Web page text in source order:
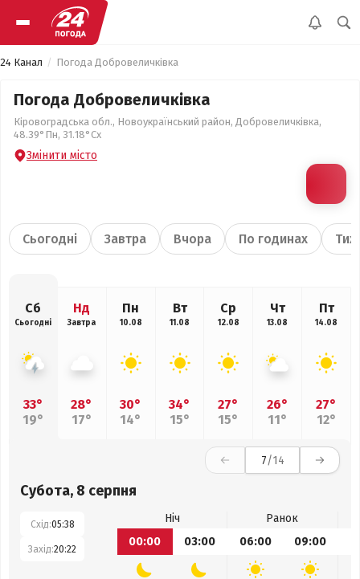
24 Канал Погода Добровеличківка
Погода Добровеличківка
Кіровоградська обл., Новоукраїнський район, Добровеличківка,
48.39°Пн, 31.18°Сх
Змінити місто
Сьогодні Завтра Вчора По годинах
Сб
Сьогодні
33°
19°
Нд
Завтра
28°
17°
Пн
10.08
30°
14°
Вт
11.08
34°
15°
Ср
12.08
27°
15°
Чт
13.08
26°
11°
Пт
14.08
27°
12°
7/14
Субота, 8 серпня
Схід:05:38
Захід:20:22
Ніч
Ранок
00:00
03:00 06:00 09:00